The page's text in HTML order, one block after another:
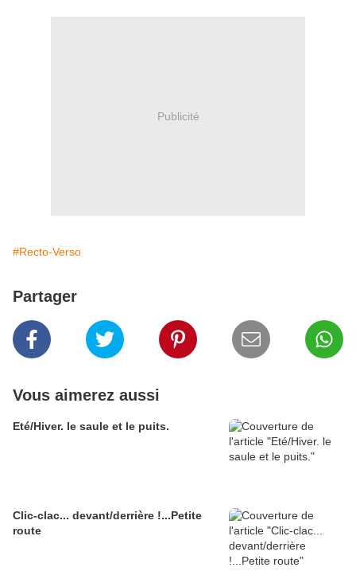
Publicité
#Recto-Verso
Partager
Vous aimerez aussi
Eté/Hiver. le saule et le puits.
Clic-clac... devant/derrière !...Petite
route